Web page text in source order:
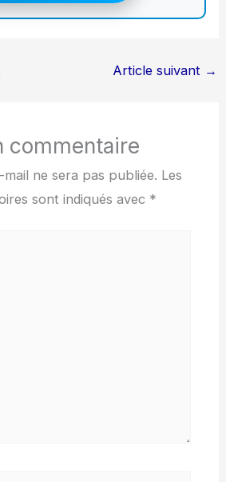
Article suivant →
commentaire
ne sera pas publiée. Les
sont indiqués avec *